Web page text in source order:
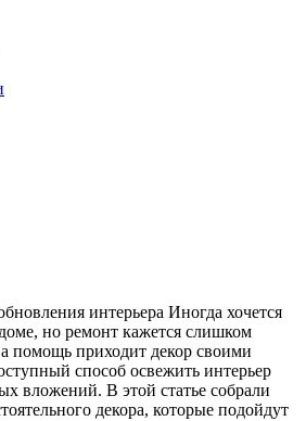
интерьера Иногда хочется
но ремонт кажется слишком
помощь приходит декор своими
способ освежить интерьер
вложений. В этой статье собрали
декора, которые подойдут